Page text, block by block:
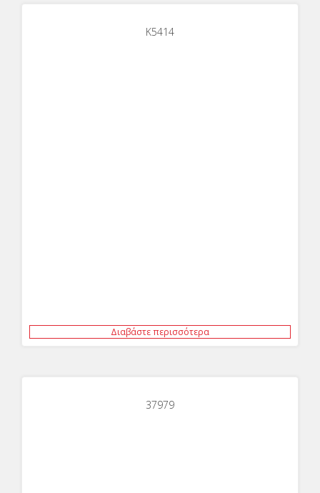
K5414
Διαβάστε περισσότερα
37979